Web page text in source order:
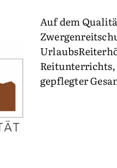
Auf dem
gepflegter